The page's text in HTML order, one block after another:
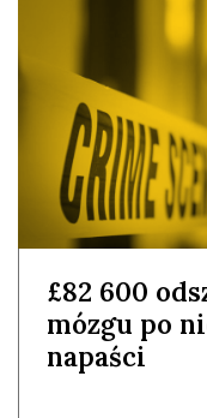
£82 600
mózgu po
napaści